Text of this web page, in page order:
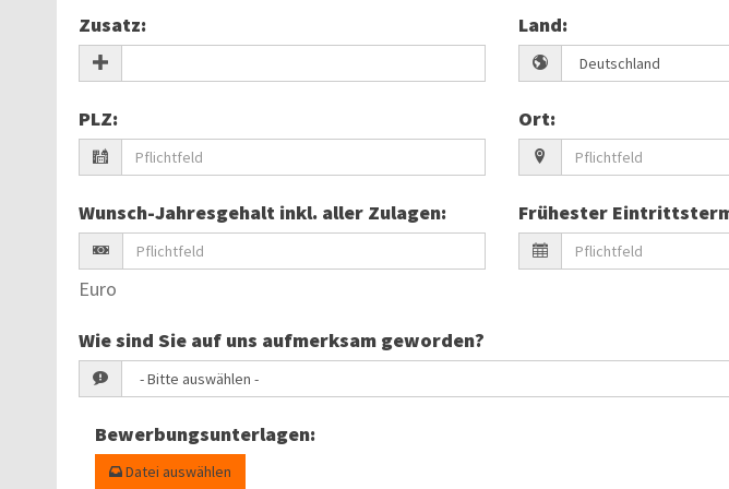
Zusatz: Land:
PLZ: Ort:
Wunsch-Jahresgehalt inkl. aller Zulagen:
Euro
Frühester
Wie sind Sie auf uns aufmerksam geworden?
Bewerbungsunterlagen:
Datei auswählen